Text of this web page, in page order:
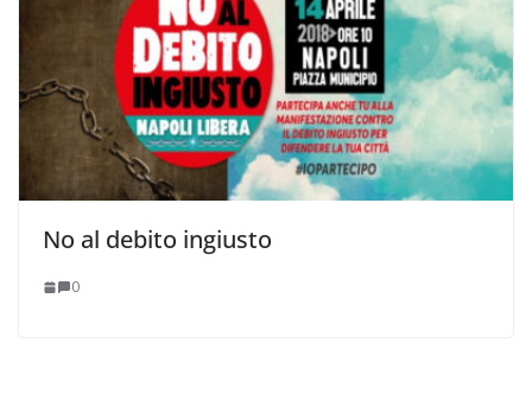
No al debito ingiusto
0